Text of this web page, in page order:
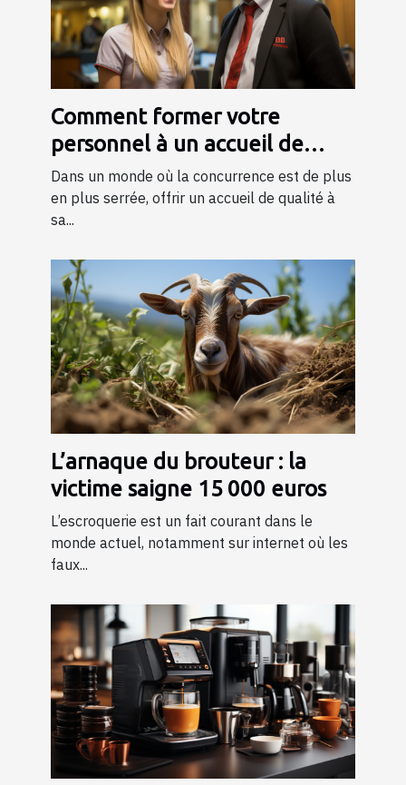
Comment former votre
personnel à un accueil de
qualité ?
Dans un monde où la concurrence est de plus
en plus serrée, offrir un accueil de qualité à
sa...
L’arnaque du brouteur : la
victime saigne 15 000 euros
L’escroquerie est un fait courant dans le
monde actuel, notamment sur internet où les
faux...